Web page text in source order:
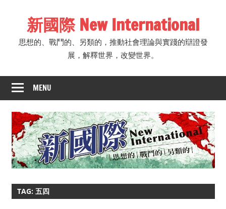
新國際 New International
思想的、戰鬥的、另類的，推動社會理論與實踐的辯證發
展，解釋世界，改變世界。
MENU
TAG: 五四